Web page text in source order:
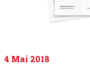
4 Mai 2018